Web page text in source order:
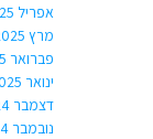
אפריל 2025
מרץ 2025
פברואר 2025
ינואר 2025
דצמבר 2024
נובמבר 2024